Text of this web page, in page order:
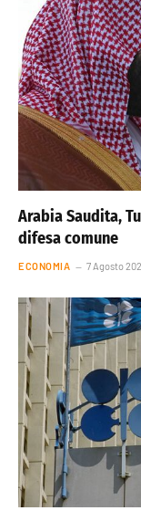
Arabia Saudita,
difesa comune
ECONOMIA 7 Agosto